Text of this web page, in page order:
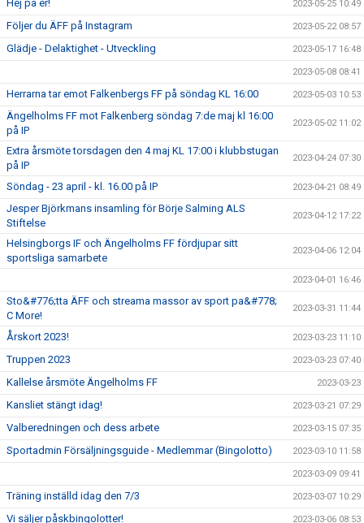
Hej på er! 2023-05-25 10:49
Följer du ÄFF på Instagram 2023-05-22 08:57
Glädje - Delaktighet - Utveckling 2023-05-17 16:48
2023-05-08 08:41
Herrarna tar emot Falkenbergs FF på söndag KL 16:00 2023-05-03 10:53
Ängelholms FF mot Falkenberg söndag 7:de maj kl 16:00
på IP
2023-05-02 11:02
Extra årsmöte torsdagen den 4 maj KL 17:00 i klubbstugan
på IP
2023-04-24 07:30
Söndag - 23 april - kl. 16.00 på IP 2023-04-21 08:49
Jesper Björkmans insamling för Börje Salming ALS
Stiftelse
2023-04-12 17:22
Helsingborgs IF och Ängelholms FF fördjupar sitt
sportsliga samarbete
2023-04-06 12:04
2023-04-01 16:46
Sto&#776;tta ÄFF och streama massor av sport pa&#778;
C More!
2023-03-31 11:44
Årskort 2023! 2023-03-23 11:10
Truppen 2023 2023-03-23 07:40
Kallelse årsmöte Ängelholms FF 2023-03-23
Kansliet stängt idag! 2023-03-21 07:29
Valberedningen och dess arbete 2023-03-15 07:35
Sportadmin Försäljningsguide - Medlemmar (Bingolotto) 2023-03-10 11:58
2023-03-09 09:41
Träning inställd idag den 7/3 2023-03-07 10:29
Vi säljer påskbingolotter! 2023-03-06 08:53